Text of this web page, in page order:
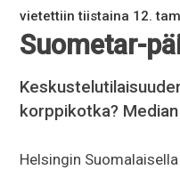
vietettiin tiistaina 12.
Suometar-
korppikotka?
Helsingin